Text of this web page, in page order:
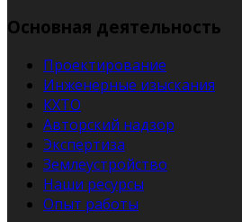
Основная деятельность
Проектирование
Инженерные изыскания
КХТО
Авторский надзор
Экспертиза
Землеустройство
Наши ресурсы
Опыт работы